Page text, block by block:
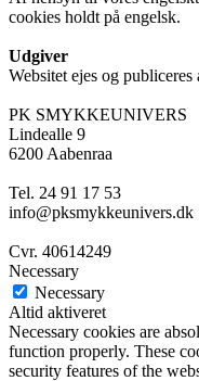
cookies holdt på engelsk.
Udgiver
Websitet ejes og publiceres
PK SMYKKEUNIVERS
Lindealle 9
6200 Aabenraa
Tel. 24 91 17 53
info@pksmykkeunivers.dk
Cvr. 40614249
Necessary
Necessary
Altid aktiveret
Necessary cookies are
function properly. These
security features of the